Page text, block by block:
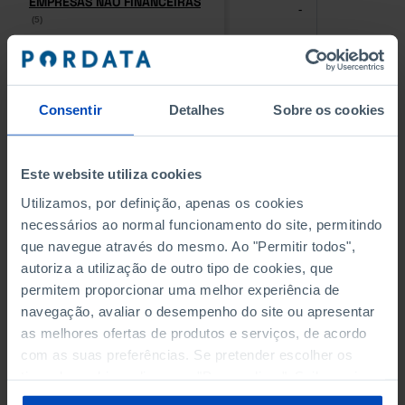
Consentir Detalhes Sobre os cookies
Este website utiliza cookies
Utilizamos, por definição, apenas os cookies
necessários ao normal funcionamento do site, permitindo
que navegue através do mesmo. Ao "Permitir todos",
autoriza a utilização de outro tipo de cookies, que
permitem proporcionar uma melhor experiência de
navegação, avaliar o desempenho do site ou apresentar
as melhores ofertas de produtos e serviços, de acordo
com as suas preferências. Se pretender escolher os
sobre cookies através da gestão de preferências ou da
(5)
(5)
-
PESSOAL AO SERVIÇO NAS
EMPRESAS NÃO FINANCEIRAS
PESSOAL AO SERVIÇO NAS
EMPRESAS NÃO FINANCEIRAS
(5)
- -
QUATRO MAIORES EMPRESAS
Empresas não financeiras
QUATRO MAIORES EMPRESAS
Empresas não financeiras
VOLUME DE NEGÓCIOS DAS
QUATRO MAIORES EMPRESAS
DO MUNICÍPIO (%)
Empresas não financeiras
VOLUME DE NEGÓCIOS DAS
QUATRO MAIORES EMPRESAS
DO MUNICÍPIO (%)
Empresas não financeiras
BANCOS, CAIXAS ECONÓMICAS
BANCOS, CAIXAS ECONÓMICAS -
CAIXAS DE CRÉDITO AGRÍCOLA
CAIXAS DE CRÉDITO AGRÍCOLA